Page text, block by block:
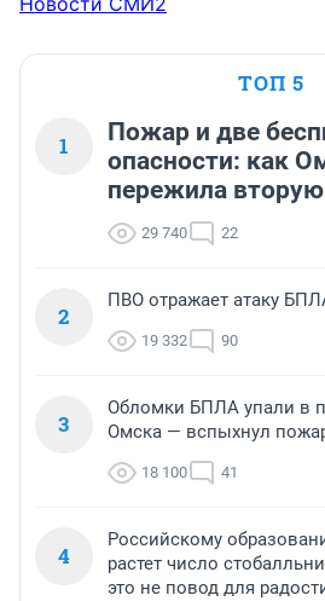
ТОП 5
1
Пожар и две
опасности: как
пережила
29 740 22
2
ПВО отражает атаку
19 332 90
3
Обломки БПЛА упали в
Омска — вспыхнул
18 100 41
4
Российскому
растет число
это не повод для